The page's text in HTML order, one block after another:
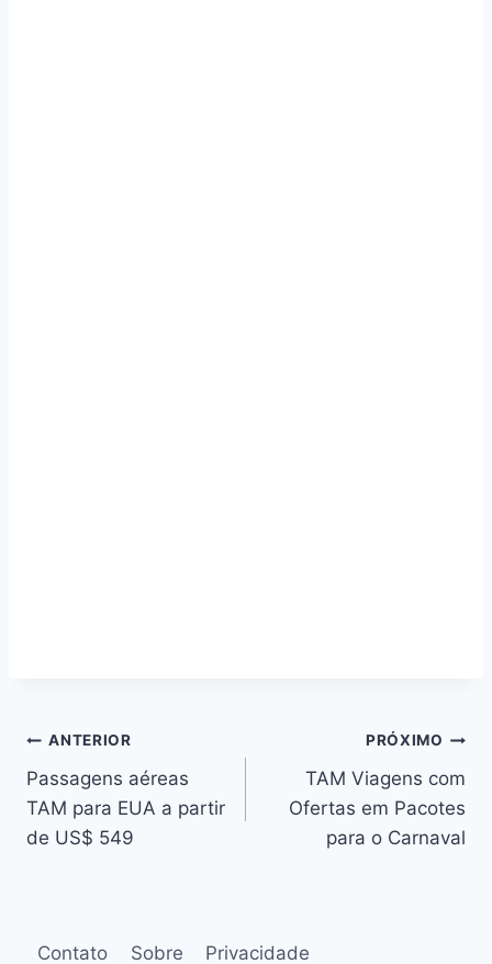
Navegação
de
Post
ANTERIOR
Passagens aéreas
TAM para EUA a partir
de US$ 549
PRÓXIMO
TAM Viagens com
Ofertas em Pacotes
para o Carnaval
Contato Sobre Privacidade